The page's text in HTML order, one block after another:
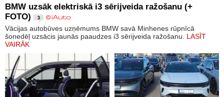
BMW uzsāk elektriskā i3 sērijveida ražošanu (+
FOTO)
3
Vācijas autobūves uzņēmums BMW savā Minhenes rūpnīcā
šonedēļ uzsācis jaunās paaudzes i3 sērijveida ražošanu. LASĪT
VAIRĀK